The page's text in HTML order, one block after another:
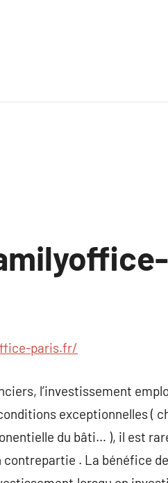
paris.fr/
l’investissement
exceptionnelles (
du bâti… ), il est
contrepartie . La bénéfice